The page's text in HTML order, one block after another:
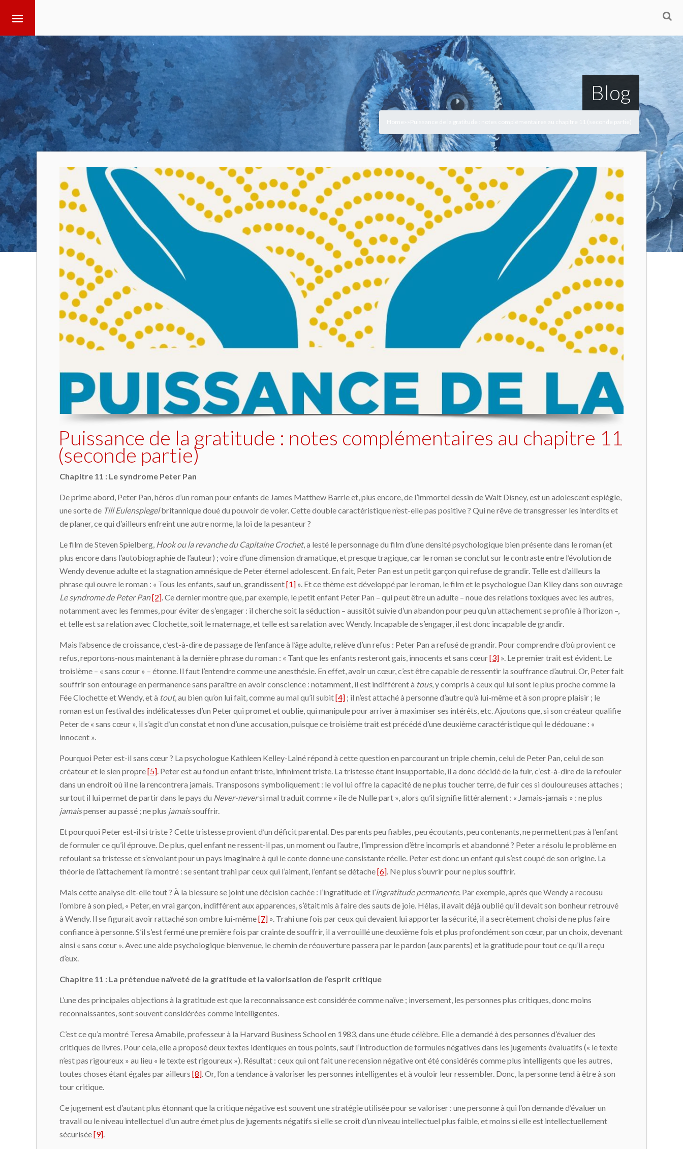
Blog
Puissance de la gratitude : notes complémentaires au chapitre 11
(seconde partie)
Chapitre 11 : Le syndrome Peter Pan
De prime abord, Peter Pan, héros d’un roman pour enfants de James Matthew Barrie et, plus encore, de l’immortel dessin de Walt Disney, est un adolescent espiègle,
une sorte de Till Eulenspiegelbritannique doué du pouvoir de voler. Cette double caractéristique n’est-elle pas positive ? Qui ne rêve de transgresser les interdits et
de planer, ce qui d’ailleurs enfreint une autre norme, la loi de la pesanteur ?
Le film de Steven Spielberg, Hook ou la revanche du Capitaine Crochet, a lesté le personnage du film d’une densité psychologique bien présente dans le roman (et
plus encore dans l’autobiographie de l’auteur) ; voire d’une dimension dramatique, et presque tragique, car le roman se conclut sur le contraste entre l’évolution de
Wendy devenue adulte et la stagnation amnésique de Peter éternel adolescent. En fait, Peter Pan est un petit garçon qui refuse de grandir. Telle est d’ailleurs la
phrase qui ouvre le roman : « Tous les enfants, sauf un, grandissent[1] ». Et ce thème est développé par le roman, le film et le psychologue Dan Kiley dans son ouvrage
Le syndrome de Peter Pan[2] . Ce dernier montre que, par exemple, le petit enfant Peter Pan – qui peut être un adulte – noue des relations toxiques avec les autres,
notamment avec les femmes, pour éviter de s’engager : il cherche soit la séduction – aussitôt suivie d’un abandon pour peu qu’un attachement se profile à l’horizon –,
et telle est sa relation avec Clochette, soit le maternage, et telle est sa relation avec Wendy. Incapable de s’engager, il est donc incapable de grandir.
Mais l’absence de croissance, c’est-à-dire de passage de l’enfance à l’âge adulte, relève d’un refus : Peter Pan a refusé de grandir. Pour comprendre d’où provient ce
refus, reportons-nous maintenant à la dernière phrase du roman : « Tant que les enfants resteront gais, innocents et sans cœur[3] ». Le premier trait est évident. Le
troisième – « sans cœur » – étonne. Il faut l’entendre comme une anesthésie. En effet, avoir un cœur, c’est être capable de ressentir la souffrance d’autrui. Or, Peter fait
souffrir son entourage en permanence sans paraître en avoir conscience : notamment, il est indifférent à tous, y compris à ceux qui lui sont le plus proche comme la
Fée Clochette et Wendy, et à tout, au bien qu’on lui fait, comme au mal qu’il subit[4] ; il n’est attaché à personne d’autre qu’à lui-même et à son propre plaisir ; le
roman est un festival des indélicatesses d’un Peter qui promet et oublie, qui manipule pour arriver à maximiser ses intérêts, etc. Ajoutons que, si son créateur qualifie
Peter de « sans cœur », il s’agit d’un constat et non d’une accusation, puisque ce troisième trait est précédé d’une deuxième caractéristique qui le dédouane : «
innocent ».
Pourquoi Peter est-il sans cœur ? La psychologue Kathleen Kelley-Lainé répond à cette question en parcourant un triple chemin, celui de Peter Pan, celui de son
créateur et le sien propre[5] . Peter est au fond un enfant triste, infiniment triste. La tristesse étant insupportable, il a donc décidé de la fuir, c’est-à-dire de la refouler
dans un endroit où il ne la rencontrera jamais. Transposons symboliquement : le vol lui offre la capacité de ne plus toucher terre, de fuir ces si douloureuses attaches ;
surtout il lui permet de partir dans le pays du Never-neversi mal traduit comme « île de Nulle part », alors qu’il signifie littéralement : « Jamais-jamais » : ne plus
jamaispenser au passé ; ne plus jamaissouffrir.
Et pourquoi Peter est-il si triste ? Cette tristesse provient d’un déficit parental. Des parents peu fiables, peu écoutants, peu contenants, ne permettent pas à l’enfant
de formuler ce qu’il éprouve. De plus, quel enfant ne ressent-il pas, un moment ou l’autre, l’impression d’être incompris et abandonné ? Peter a résolu le problème en
refoulant sa tristesse et s’envolant pour un pays imaginaire à qui le conte donne une consistante réelle. Peter est donc un enfant qui s’est coupé de son origine. La
théorie de l’attachement l’a montré : se sentant trahi par ceux qui l’aiment, l’enfant se détache[6] . Ne plus s’ouvrir pour ne plus souffrir.
Mais cette analyse dit-elle tout ? À la blessure se joint une décision cachée : l’ingratitude et l’ingratitude permanente. Par exemple, après que Wendy a recousu
l’ombre à son pied, « Peter, en vrai garçon, indifférent aux apparences, s’était mis à faire des sauts de joie. Hélas, il avait déjà oublié qu’il devait son bonheur retrouvé
à Wendy. Il se figurait avoir rattaché son ombre lui-même[7] ». Trahi une fois par ceux qui devaient lui apporter la sécurité, il a secrètement choisi de ne plus faire
confiance à personne. S’il s’est fermé une première fois par crainte de souffrir, il a verrouillé une deuxième fois et plus profondément son cœur, par un choix, devenant
ainsi « sans cœur ». Avec une aide psychologique bienvenue, le chemin de réouverture passera par le pardon (aux parents) et la gratitude pour tout ce qu’il a reçu
d’eux.
Chapitre 11 : La prétendue naïveté de la gratitude et la valorisation de l’esprit critique
L’une des principales objections à la gratitude est que la reconnaissance est considérée comme naïve ; inversement, les personnes plus critiques, donc moins
reconnaissantes, sont souvent considérées comme intelligentes.
C’est ce qu’a montré Teresa Amabile, professeur à la Harvard Business School en 1983, dans une étude célèbre. Elle a demandé à des personnes d’évaluer des
critiques de livres. Pour cela, elle a proposé deux textes identiques en tous points, sauf l’introduction de formules négatives dans les jugements évaluatifs (« le texte
n’est pas rigoureux » au lieu « le texte est rigoureux »). Résultat : ceux qui ont fait une recension négative ont été considérés comme plus intelligents que les autres,
toutes choses étant égales par ailleurs [8] . Or, l’on a tendance à valoriser les personnes intelligentes et à vouloir leur ressembler. Donc, la personne tend à être à son
tour critique.
Ce jugement est d’autant plus étonnant que la critique négative est souvent une stratégie utilisée pour se valoriser : une personne à qui l’on demande d’évaluer un
travail ou le niveau intellectuel d’un autre émet plus de jugements négatifs si elle se croit d’un niveau intellectuel plus faible, et moins si elle est intellectuellement
sécurisée[9]